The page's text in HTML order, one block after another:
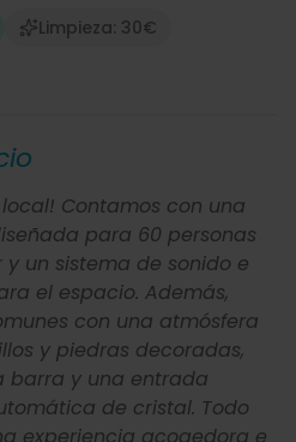
Limpieza: 30€
Contamos con una
para 60 personas
un sistema de sonido e
el espacio. Además,
con una atmósfera
y piedras decoradas,
barra y una entrada
de cristal. Todo